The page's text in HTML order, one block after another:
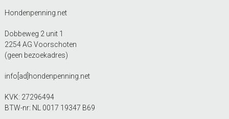
Hondenpenning.net
Dobbeweg 2 unit 1
2254 AG Voorschoten
(geen bezoekadres)
info[ad]hondenpenning.net
KVK: 27296494
BTW-nr: NL 0017 19347 B69